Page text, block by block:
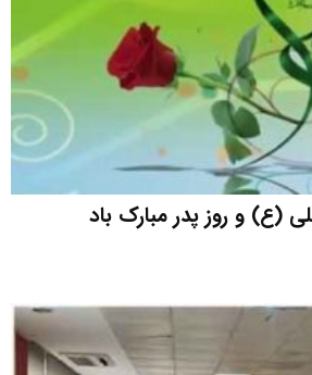
(ع) و روز پدر مبارک باد